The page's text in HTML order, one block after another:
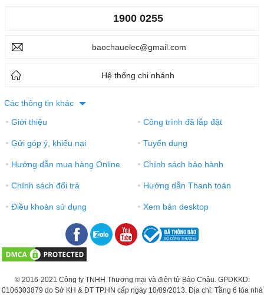
1900 0255
baochauelec@gmail.com
Hệ thống chi nhánh
Các thông tin khác
● Giới thiệu ● Công trình đã lắp đặt
● Gửi góp ý, khiếu nại ● Tuyển dụng
● Hướng dẫn mua hàng Online ● Chính sách bảo hành
● Chính sách đổi trả ● Hướng dẫn Thanh toán
● Điều khoản sử dụng ● Xem bản desktop
© 2016-2021 Công ty TNHH Thương mại và điện tử Bảo Châu. GPDKKD:
0106303879 do Sở KH & ĐT TP.HN cấp ngày 10/09/2013. Địa chỉ: Tầng 6 tòa nhà